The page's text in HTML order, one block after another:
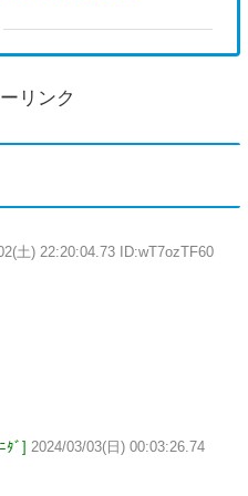
リンク
土) 22:20:04.73 ID:wT7ozTF60
ﾀﾞ] 2024/03/03(日) 00:03:26.74